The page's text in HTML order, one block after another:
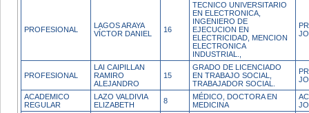
PROFESIONAL
LAGOS ARAYA
VÍCTOR DANIEL
16
TECNICO UNIVERSITARIO
EN ELECTRONICA,
INGENIERO DE
EJECUCION EN
ELECTRICIDAD, MENCION
ELECTRONICA
INDUSTRIAL.,
PROFESIONAL
LAI CAIPILLAN
RAMIRO
ALEJANDRO
15
GRADO DE LICENCIADO
EN TRABAJO SOCIAL,
TRABAJADOR SOCIAL.
ACADEMICO
REGULAR
LAZO VALDIVIA
ELIZABETH
8
MÉDICO, DOCTORA EN
MEDICINA